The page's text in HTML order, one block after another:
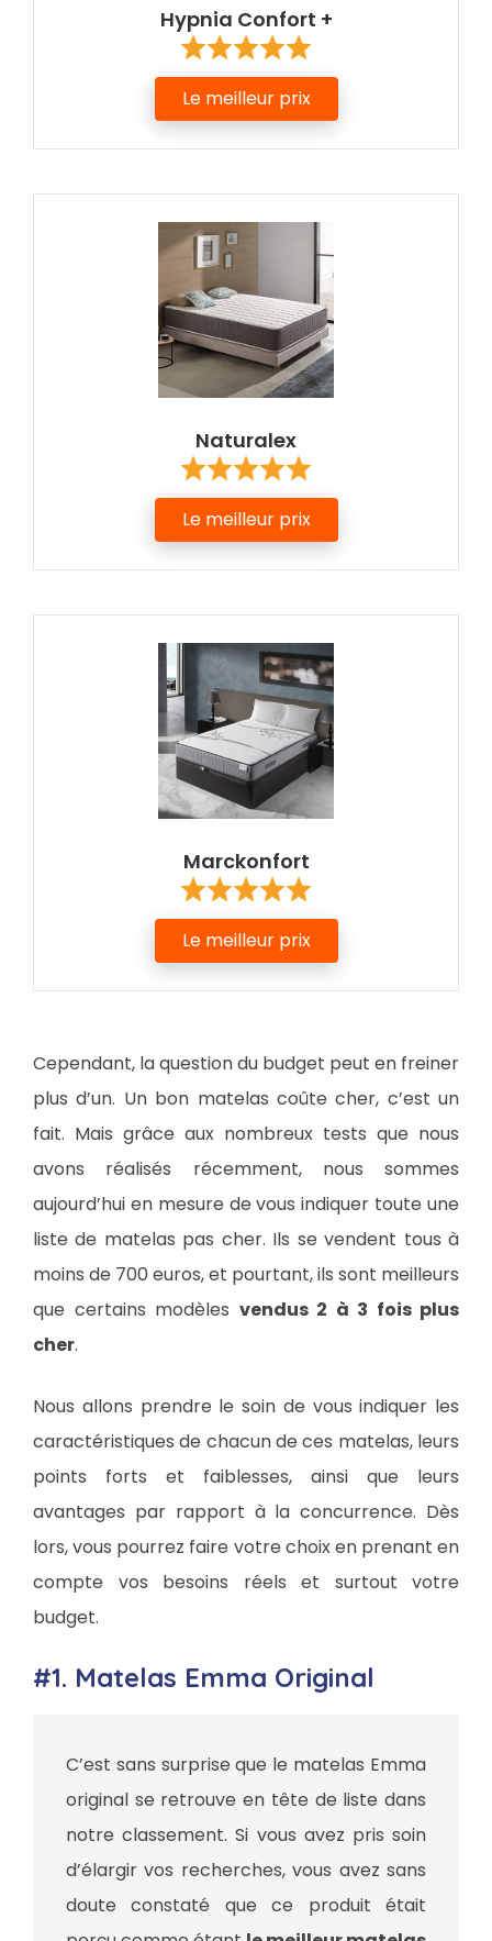
Hypnia Confort +
Le meilleur prix
Naturalex
Le meilleur prix
Marckonfort
Le meilleur prix
Cependant, la question du budget peut en freiner
plus d’un. Un bon matelas coûte cher, c’est un
fait. Mais grâce aux nombreux tests que nous
avons réalisés récemment, nous sommes
aujourd’hui en mesure de vous indiquer toute une
liste de matelas pas cher. Ils se vendent tous à
moins de 700 euros, et pourtant, ils sont meilleurs
que certains modèles vendus 2 à 3 fois plus
cher.
Nous allons prendre le soin de vous indiquer les
caractéristiques de chacun de ces matelas, leurs
points forts et faiblesses, ainsi que leurs
avantages par rapport à la concurrence. Dès
lors, vous pourrez faire votre choix en prenant en
compte vos besoins réels et surtout votre
budget.
#1. Matelas Emma Original
C’est sans surprise que le matelas Emma
original se retrouve en tête de liste dans
notre classement. Si vous avez pris soin
d’élargir vos recherches, vous avez sans
doute constaté que ce produit était